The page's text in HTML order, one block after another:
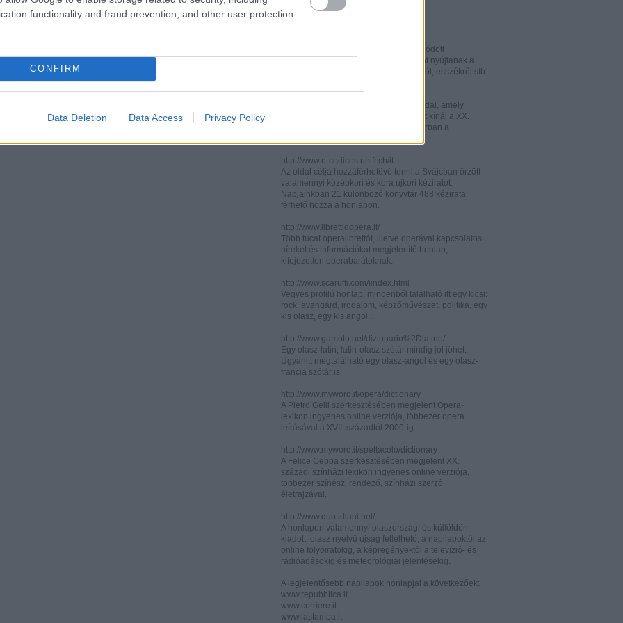
functionality and fraud prevention, and other user protection.
CONFIRM
Data Deletion Data Access Privacy Policy
http://www.italianistica.info/
Két, italianisztikai kutatásra specializálódott
információs portál - számos információt nyújtanak a
legújabb publikációkról, konferenciákról, esszékről stb.
http://digilander.libero.it/letteratura/
Könnyen áttkinthető irodalomkritikai oldal, amely
műelemzéseket és szerzői életrajzokat kínál a XX.
század elejéről. Célközönsége elsősorban a
http://www.e-codices.unifr.ch/it
Az oldal célja hozzáférhetővé tenni a Svájcban őrzött
valamennyi középkori és kora újkori kéziratot.
Napjainkban 21 különböző könyvtár 488 kézirata
férhető hozzá a honlapon.
http://www.librettidopera.it/
Több tucat operalibrettót, illetve operával kapcsolatos
híreket és információkat megjelenítő honlap,
kifejezetten operabarátoknak.
http://www.scaruffi.com/iindex.html
Vegyes profilú honlap: mindenből található itt egy kicsi:
rock, avangárd, irodalom, képzőművészet, politika, egy
kis olasz, egy kis angol...
http://www.gamoto.net/dizionario%2Dlatino/
Egy olasz-latin, latin-olasz szótár mindig jól jöhet.
Ugyanitt megtalálható egy olasz-angol és egy olasz-
francia szótár is.
http://www.myword.it/opera/dictionary
A Pietro Gelli szerkesztésében megjelent Opera-
lexikon ingyenes online verziója, többezer opera
leírásával a XVII. századtól 2000-ig.
http://www.myword.it/spettacolo/dictionary
A Felice Ceppa szerkesztésében megjelent XX.
századi színházi lexikon ingyenes online verziója,
többezer színész, rendező, színházi szerző
életrajzával.
http://www.quotidiani.net/
A honlapon valamennyi olaszországi és külföldön
kiadott, olasz nyelvű újság fellelhető, a napilapoktól az
online folyóiratokig, a képregényektől a televízió- és
rádióadásokig és meteorológiai jelentésekig.
A legjelentősebb napilapok honlapjai a következőek:
www.repubblica.it
www.corriere.it
www.lastampa.it